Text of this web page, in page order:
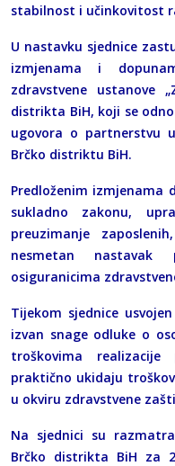
stabilnost i učinkovitost
U nastavku sjednice
izmjenama i
zdravstvene ustanove
distrikta BiH, koji se
ugovora o partnerstvu
Brčko distriktu BiH.
Predloženim izmjenama
sukladno zakonu,
preuzimanje
nesmetan nastavak
osiguranicima
Tijekom sjednice
izvan snage odluke o
troškovima
praktično ukidaju
u okviru zdravstvene
Na sjednici su
Brčko distrikta BiH za